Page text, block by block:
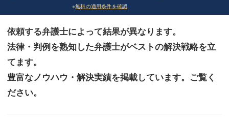
法律相談など（その他）
お客様へ
みずほ中央の特長・実質編
みずほ中央の特長・形式編
※無料の適用条件を確認
依頼する弁護士によって結果が異なります。
法律・判例を熟知した弁護士がベストの解決戦略を立
てます。
豊富なノウハウ・解決実績を掲載しています。ご覧く
ださい。
法律相談など（その他）
お客様へ
みずほ中央の特長・実質編
みずほ中央の特長・形式編